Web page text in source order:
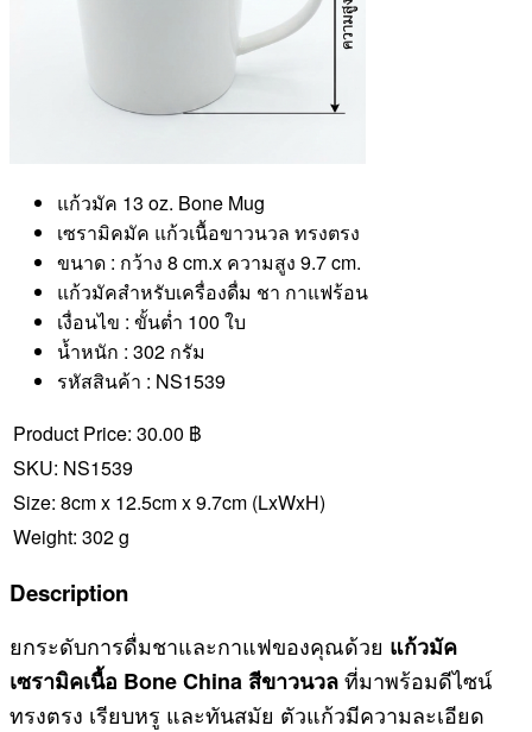
แก้วมัค 13 oz. Bone Mug
เซรามิคมัค แก้วเนื้อขาวนวล ทรงตรง
ขนาด : กว้าง 8 cm.x ความสูง 9.7 cm.
แก้วมัคสำหรับเครื่องดื่ม ชา กาแฟร้อน
เงื่อนไข : ขั้นต่ำ 100 ใบ
น้ำหนัก : 302 กรัม
รหัสสินค้า : NS1539
Product Price: 30.00 ฿
SKU: NS1539
Size: 8cm x 12.5cm x 9.7cm (LxWxH)
Weight: 302 g
Description
ยกระดับการดื่มชาและกาแฟของคุณด้วย แก้วมัค
เซรามิคเนื้อ Bone China สีขาวนวลที่มาพร้อมดีไซน์
ทรงตรง เรียบหรู และทันสมัย ตัวแก้วมีความละเอียด